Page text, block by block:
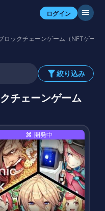
ログイン
自分のアセットを確認
ロックチェーンゲーム（NFTゲーム
絞り込み
チェーンゲーム
開発中